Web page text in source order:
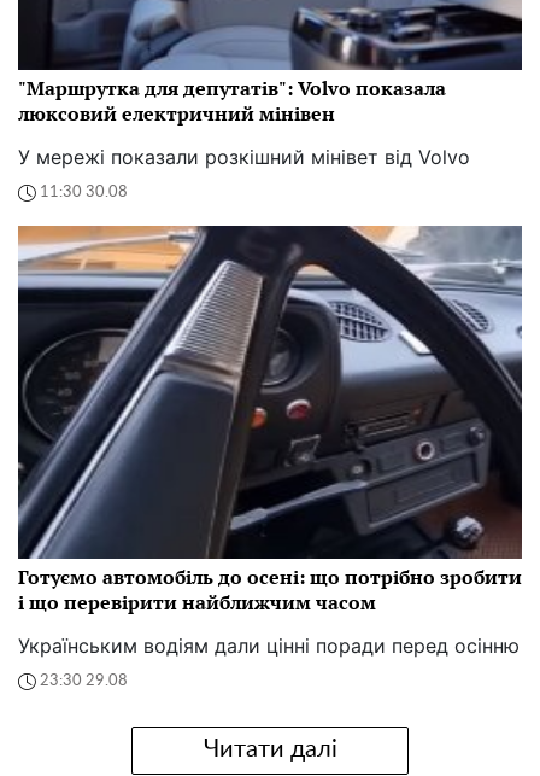
"Маршрутка для депутатів": Volvo показала
люксовий електричний мінівен
У мережі показали розкішний мінівет від Volvo
11:30 30.08
Готуємо автомобіль до осені: що потрібно зробити
і що перевірити найближчим часом
Українським водіям дали цінні поради перед осінню
23:30 29.08
Читати далі